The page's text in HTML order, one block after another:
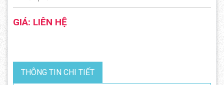
GIÁ: LIÊN HỆ
THÔNG TIN CHI TIẾT